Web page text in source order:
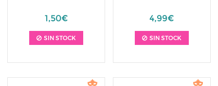
1,50€
SIN STOCK
4,99€
SIN STOCK